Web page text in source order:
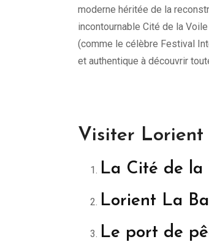
moderne héritée de la
incontournable Cité de la
(comme le célèbre Festival
et authentique à découvrir
Visiter Lorient
La Cité de la
Lorient La
Le port de